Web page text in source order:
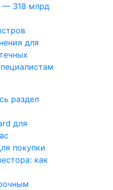
318 млрд
для
для
покупки
как